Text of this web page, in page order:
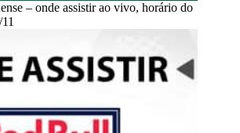
– onde assistir ao vivo, horário do